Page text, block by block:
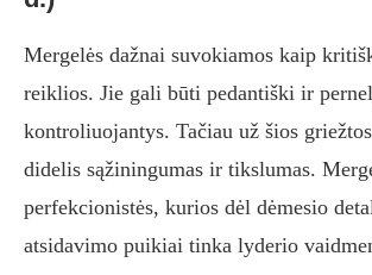
Mergelės dažnai suvokiamos kaip
reiklios. Jie gali būti pedantiški ir
kontroliuojantys. Tačiau už šios
didelis sąžiningumas ir tikslumas.
perfekcionistės, kurios dėl dėmesio
atsidavimo puikiai tinka lyderio